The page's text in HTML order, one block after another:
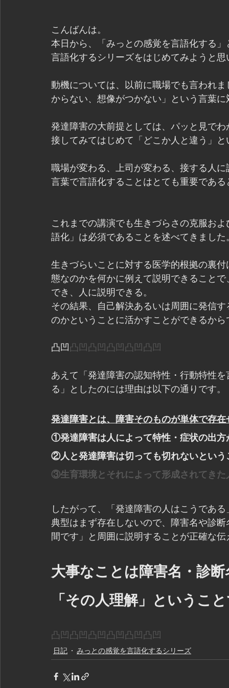
こんばんは。
本日から、「みっとの感覚を言語化する
言語化するシリーズをはじめてみようと思
動機については、以前に職場でも言われ
からない、想像がつかない」という言葉
発達障害の大前提としては、パッと見で
接してみてはじめて「どこか人と違う」
職場が変わる、上司が変わる、接する人
言葉で言語化することはとても重要であ
これまでの講演でも生きづらさの克服お
語化」は必須であることを述べてきました
生きづらいことに対する医学的根拠の裏
態なのかを何かに例えて説明できること
でき、人に説明できる。
その結果、自己解決あるいは周囲に発信
のかということに活かすことができるから
凸凹 凸凹凸凹凸凹凸凹凸凹
あえて「発達障害の認知特性・行動特性
る」としたのには理由は以下の通りです。
発達障害とは、障害そのものが単体で存
①発達障害は人によって特性・症状の出方
②人と発達障害は切っても切れないという
③生育環境とそれによって形成されてきた
したがって、「発達障害の人はこうであ
典型はまず存在しないので、障害名や診
間です」と周囲に説明することが正確な
大事なことは障害名・診
「その人理解」というこ
凸凹凸凹凸凹凸凹凸凹凸凹
日記 みっとの感覚を言語化するシリーズ